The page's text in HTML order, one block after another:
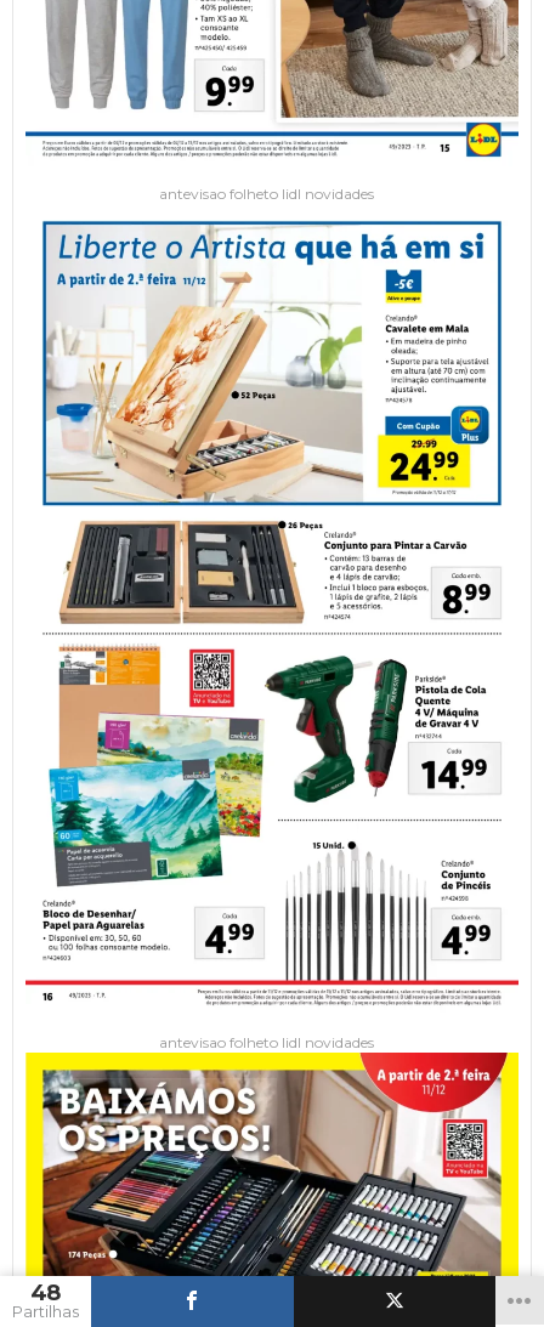
48
Partilhas
antevisao folheto lidl novidades
antevisao folheto lidl novidades